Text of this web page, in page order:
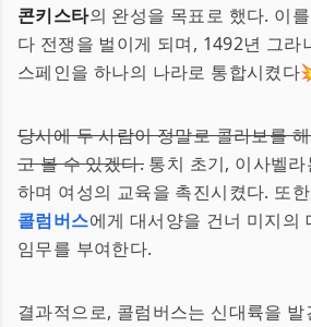
콘키스타의 완성을 목표로 했다. 이
다 전쟁을 벌이게 되며, 1492년 그라
스페인을 하나의 나라로 통합시켰다
당시에 두 사람이 정말로 콜라보를
고 볼 수 있겠다. 통치 초기, 이사벨
하며 여성의 교육을 촉진시켰다. 또
콜럼버스에게 대서양을 건너 미지의
임무를 부여한다.
결과적으로, 콜럼버스는 신대륙을